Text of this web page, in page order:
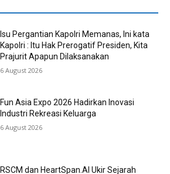
Isu Pergantian Kapolri Memanas, Ini kata
Kapolri : Itu Hak Prerogatif Presiden, Kita
Prajurit Apapun Dilaksanakan
6 August 2026
Fun Asia Expo 2026 Hadirkan Inovasi
Industri Rekreasi Keluarga
6 August 2026
RSCM dan HeartSpan.AI Ukir Sejarah